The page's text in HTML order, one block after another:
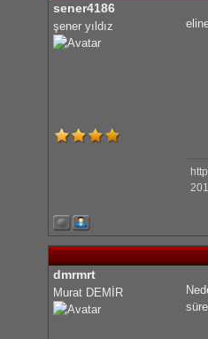
sener4186
şener yıldız
dmrmrt
Murat DEMİR